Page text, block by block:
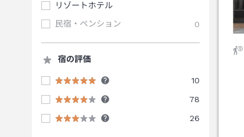
リゾートホテル
民宿・ペンション
0
宿の評価
10
78
26